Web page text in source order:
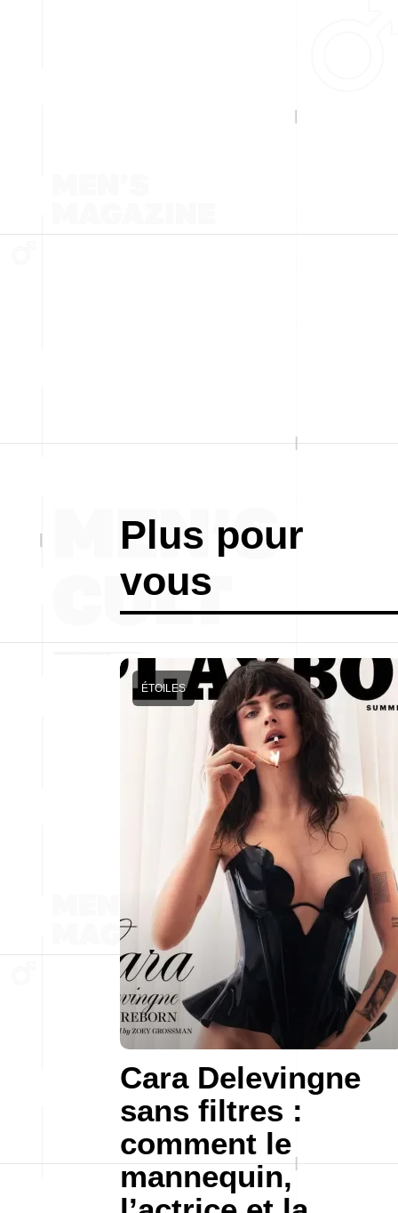
Plus pour
vous
Cara Delevingne
sans filtres :
comment le
mannequin,
ÉTOILES